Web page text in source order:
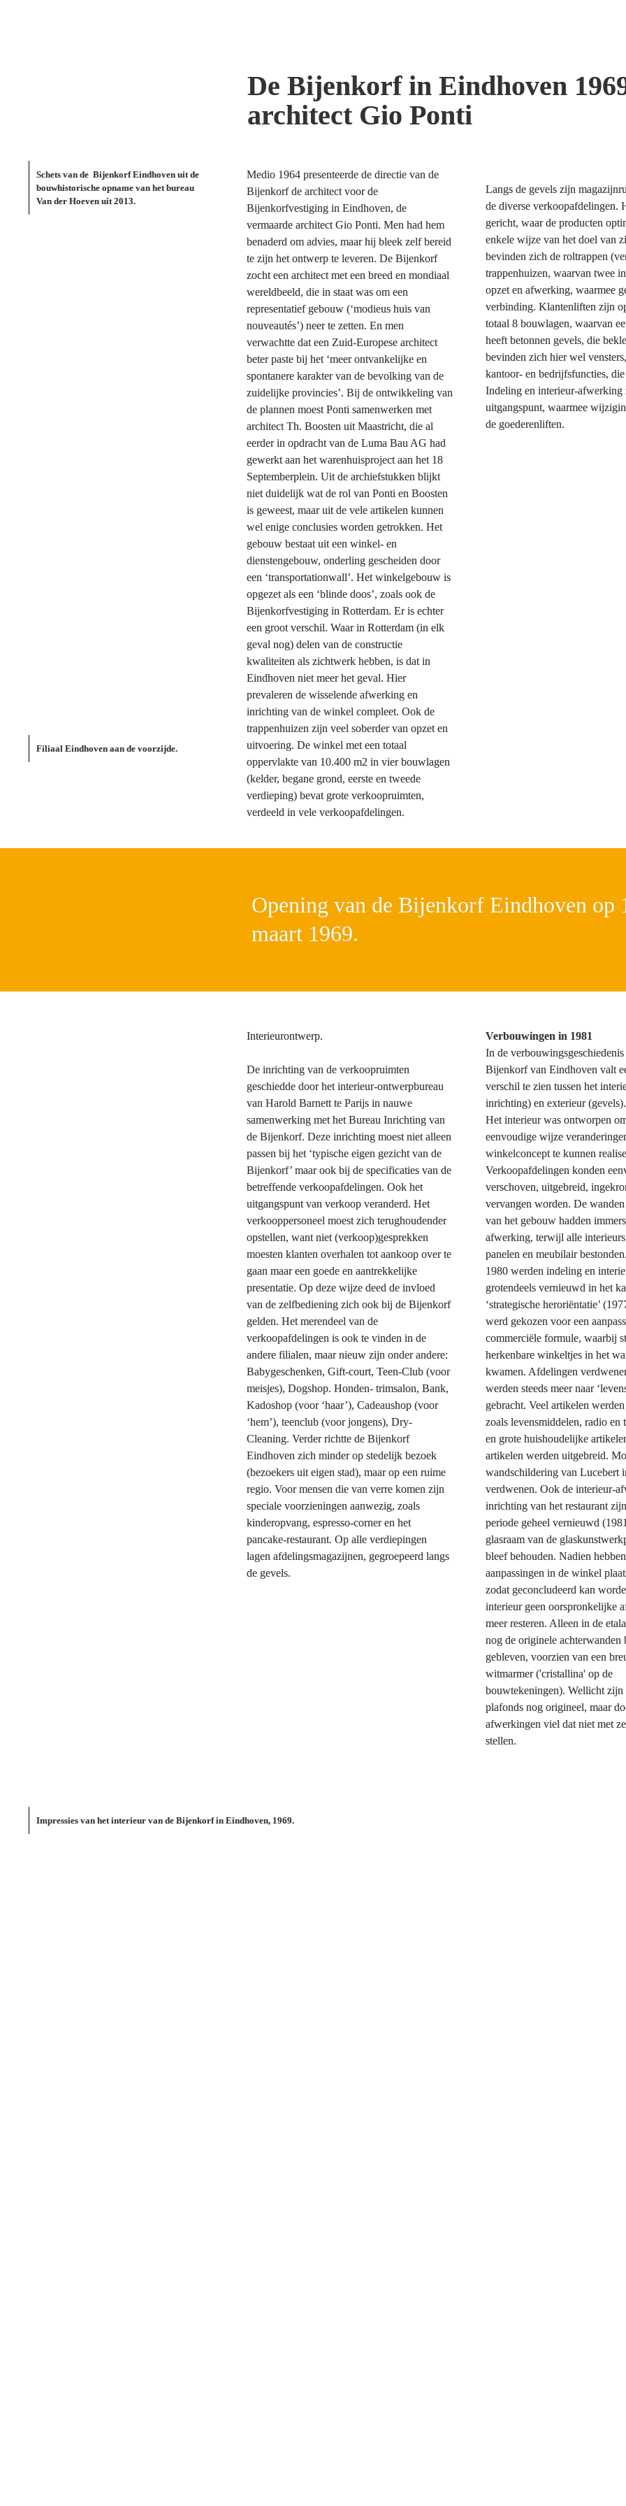
De Bijenkorf in Eindhoven
architect Gio Ponti
Schets van de  Bijenkorf Eindhoven uit de
bouwhistorische opname van het bureau
Van der Hoeven uit 2013.
Filiaal Eindhoven aan de voorzijde.
Medio 1964 presenteerde de directie van de
Bijenkorf de architect voor de
Bijenkorfvestiging in Eindhoven, de
vermaarde architect Gio Ponti. Men had hem
benaderd om advies, maar hij bleek zelf bereid
te zijn het ontwerp te leveren. De Bijenkorf
zocht een architect met een breed en mondiaal
wereldbeeld, die in staat was om een
representatief gebouw (‘modieus huis van
nouveautés’) neer te zetten. En men
verwachtte dat een Zuid-Europese architect
beter paste bij het ‘meer ontvankelijke en
spontanere karakter van de bevolking van de
zuidelijke provincies’. Bij de ontwikkeling van
de plannen moest Ponti samenwerken met
architect Th. Boosten uit Maastricht, die al
eerder in opdracht van de Luma Bau AG had
gewerkt aan het warenhuisproject aan het 18
Septemberplein. Uit de archiefstukken blijkt
niet duidelijk wat de rol van Ponti en Boosten
is geweest, maar uit de vele artikelen kunnen
wel enige conclusies worden getrokken. Het
gebouw bestaat uit een winkel- en
dienstengebouw, onderling gescheiden door
een ‘transportationwall’. Het winkelgebouw is
opgezet als een ‘blinde doos’, zoals ook de
Bijenkorfvestiging in Rotterdam. Er is echter
een groot verschil. Waar in Rotterdam (in elk
geval nog) delen van de constructie
kwaliteiten als zichtwerk hebben, is dat in
Eindhoven niet meer het geval. Hier
prevaleren de wisselende afwerking en
inrichting van de winkel compleet. Ook de
trappenhuizen zijn veel soberder van opzet en
uitvoering. De winkel met een totaal
oppervlakte van 10.400 m2 in vier bouwlagen
(kelder, begane grond, eerste en tweede
verdieping) bevat grote verkoopruimten,
verdeeld in vele verkoopafdelingen.
Langs de gevels zijn
de diverse verkoopafdelingen.
gericht, waar de producten
enkele wijze van het doel van
bevinden zich de roltrappen
trappenhuizen, waarvan twee
opzet en afwerking, waarmee
verbinding. Klantenliften zijn
totaal 8 bouwlagen, waarvan
heeft betonnen gevels, die
bevinden zich hier wel
kantoor- en bedrijfsfuncties,
Indeling en interieur-
uitgangspunt, waarmee
de goederenliften.
Opening van de Bijenkorf Eindhoven op
maart 1969.
Interieurontwerp.
De inrichting van de verkoopruimten
geschiedde door het interieur-ontwerpbureau
van Harold Barnett te Parijs in nauwe
samenwerking met het Bureau Inrichting van
de Bijenkorf. Deze inrichting moest niet alleen
passen bij het ‘typische eigen gezicht van de
Bijenkorf’ maar ook bij de specificaties van de
betreffende verkoopafdelingen. Ook het
uitgangspunt van verkoop veranderd. Het
verkooppersoneel moest zich terughoudender
opstellen, want niet (verkoop)gesprekken
moesten klanten overhalen tot aankoop over te
gaan maar een goede en aantrekkelijke
presentatie. Op deze wijze deed de invloed
van de zelfbediening zich ook bij de Bijenkorf
gelden. Het merendeel van de
verkoopafdelingen is ook te vinden in de
andere filialen, maar nieuw zijn onder andere:
Babygeschenken, Gift-court, Teen-Club (voor
meisjes), Dogshop. Honden- trimsalon, Bank,
Kadoshop (voor ‘haar’), Cadeaushop (voor
‘hem’), teenclub (voor jongens), Dry-
Cleaning. Verder richtte de Bijenkorf
Eindhoven zich minder op stedelijk bezoek
(bezoekers uit eigen stad), maar op een ruime
regio. Voor mensen die van verre komen zijn
speciale voorzieningen aanwezig, zoals
kinderopvang, espresso-corner en het
pancake-restaurant. Op alle verdiepingen
lagen afdelingsmagazijnen, gegroepeerd langs
de gevels.
Verbouwingen in 1981
In de
Bijenkorf van Eindhoven valt
verschil te zien tussen het
inrichting) en exterieur (gevels).
Het interieur was ontworpen
eenvoudige wijze
winkelconcept te kunnen
Verkoopafdelingen konden
verschoven, uitgebreid,
vervangen worden. De
van het gebouw hadden
afwerking, terwijl alle
panelen en meubilair
1980 werden indeling en
grotendeels vernieuwd in het
‘strategische heroriëntatie’
werd gekozen voor een
commerciële formule, waarbij
herkenbare winkeltjes in het
kwamen. Afdelingen
werden steeds meer naar
gebracht. Veel artikelen
zoals levensmiddelen, radio en
en grote huishoudelijke
artikelen werden uitgebreid.
wandschildering van Lucebert
verdwenen. Ook de interieur-
inrichting van het restaurant
periode geheel vernieuwd
glasraam van de
bleef behouden. Nadien
aanpassingen in de winkel
zodat geconcludeerd kan
interieur geen oorspronkelijke
meer resteren. Alleen in de
nog de originele achterwanden
gebleven, voorzien van een
witmarmer ('cristallina' op de
bouwtekeningen). Wellicht zijn
plafonds nog origineel, maar
afwerkingen viel dat niet met
stellen.
Impressies van het interieur van de Bijenkorf in Eindhoven, 1969.